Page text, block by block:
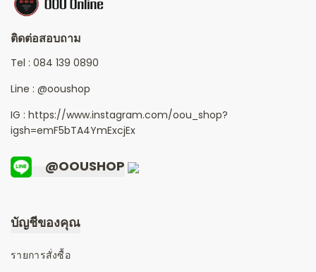
ติดต่อสอบถาม
Tel : 084 139 0890
Line : @ooushop
IG : https://www.instagram.com/oou_shop?
igsh=emF5bTA4YmExcjEx
@OOUSHOP
บัญชีของคุณ
รายการสั่งซื้อ